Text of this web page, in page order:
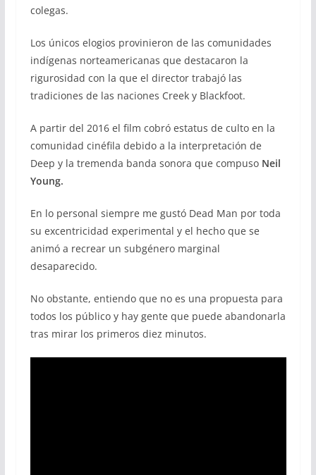
colegas.
Los únicos elogios provinieron de las comunidades
indígenas norteamericanas que destacaron la
rigurosidad con la que el director trabajó las
tradiciones de las naciones Creek y Blackfoot.
A partir del 2016 el film cobró estatus de culto en la
comunidad cinéfila debido a la interpretación de
Deep y la tremenda banda sonora que compuso Neil
Young.
En lo personal siempre me gustó Dead Man por toda
su excentricidad experimental y el hecho que se
animó a recrear un subgénero marginal
desaparecido.
No obstante, entiendo que no es una propuesta para
todos los público y hay gente que puede abandonarla
tras mirar los primeros diez minutos.